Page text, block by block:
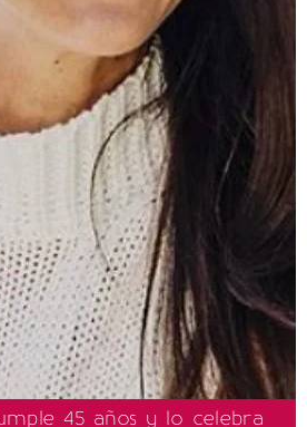
45 años y lo celebra